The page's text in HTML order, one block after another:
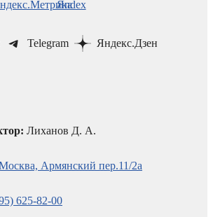
Telegram
Яндекс.Дзен
Лиханов Д. А.
Армянский пер.11/2а
625-82-00